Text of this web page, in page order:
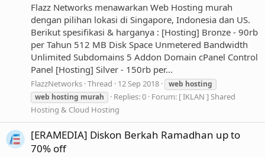
Flazz Networks menawarkan Web Hosting murah
dengan pilihan lokasi di Singapore, Indonesia dan US.
Berikut spesifikasi & harganya : [Hosting] Bronze - 90rb
per Tahun 512 MB Disk Space Unmetered Bandwidth
Unlimited Subdomains 5 Addon Domain cPanel Control
Panel [Hosting] Silver - 150rb per...
FlazzNetworks Thread 12 Sep 2018 web hosting
web hosting murah Replies: 0 Forum: [ IKLAN ] Shared
Hosting & Cloud Hosting
[ERAMEDIA] Diskon Berkah Ramadhan up to
70% off